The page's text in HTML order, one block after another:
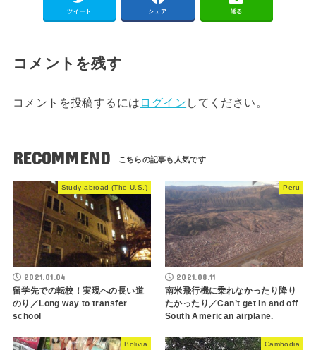
ツイート シェア 送る
コメントを残す
コメントを投稿するには ログイン してください。
RECOMMEND
Study abroad (The U.S.)
2021.01.04
留学先での転校！実現への長い道
のり／Long way to transfer
school
Peru
2021.08.11
南米飛行機に乗れなかったり降り
たかったり／Can’t get in and off
South American airplane.
Bolivia Cambodia